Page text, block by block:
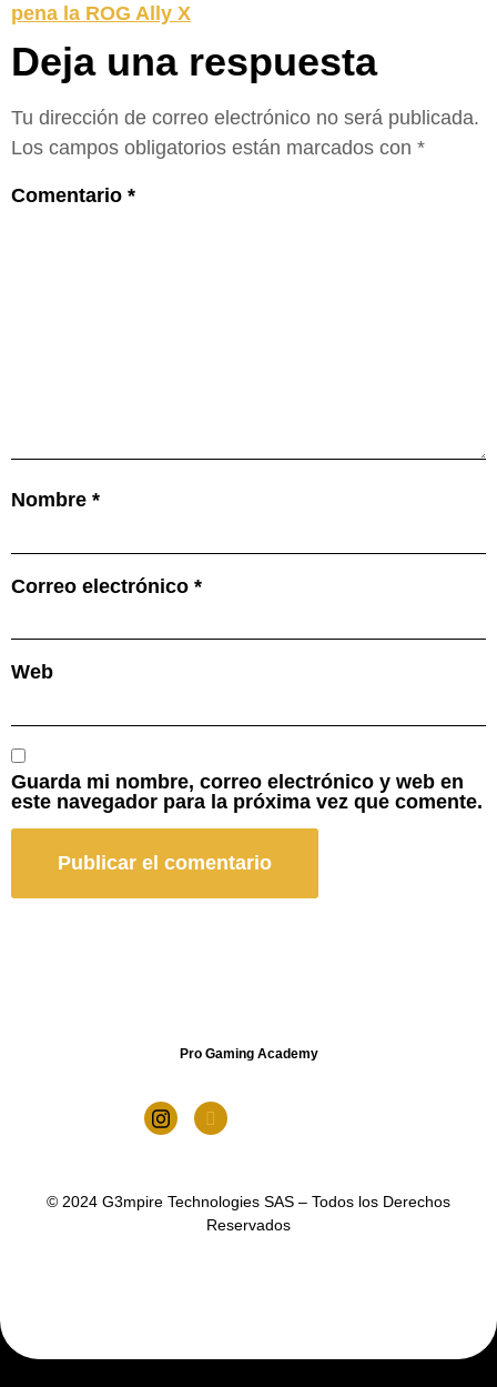
pena la ROG Ally X
Deja una respuesta
Tu dirección de correo electrónico no será publicada.
Los campos obligatorios están marcados con *
Comentario *
Nombre *
Correo electrónico *
Web
Guarda mi nombre, correo electrónico y web en
este navegador para la próxima vez que comente.
Pro Gaming Academy
© 2024 G3mpire Technologies SAS – Todos los Derechos
Reservados